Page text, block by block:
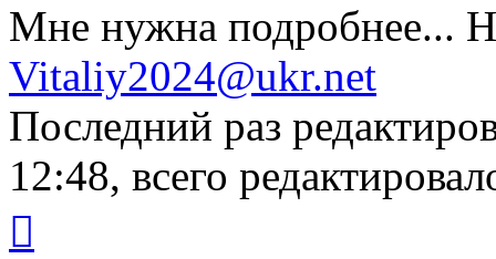
Мне нужна подробнее...
Vitaliy2024@ukr.net
Последний раз
12:48, всего
началу